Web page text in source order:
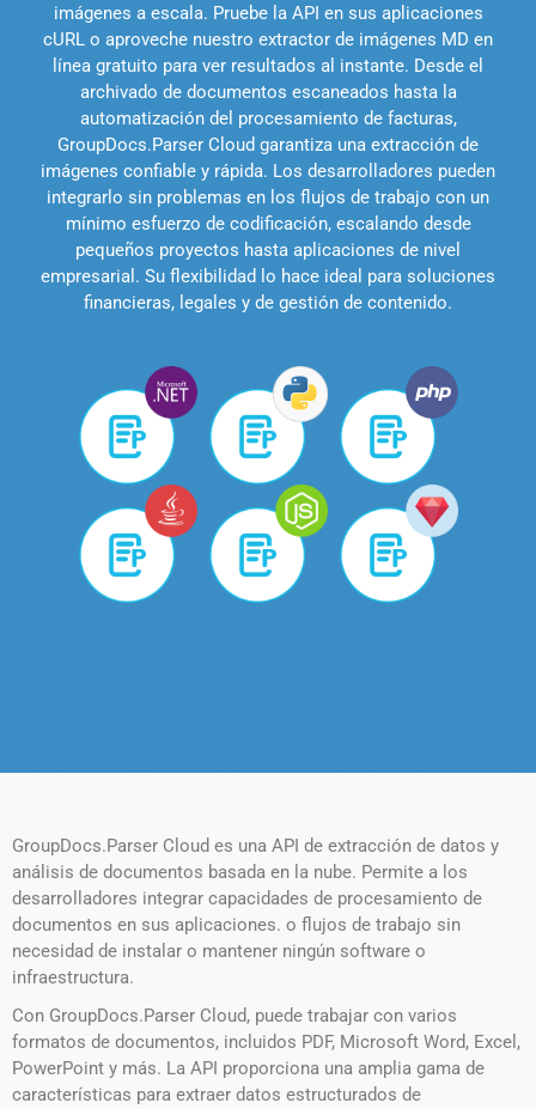
imágenes a escala. Pruebe la API en sus aplicaciones
cURL o aproveche nuestro extractor de imágenes MD en
línea gratuito para ver resultados al instante. Desde el
archivado de documentos escaneados hasta la
automatización del procesamiento de facturas,
GroupDocs.Parser Cloud garantiza una extracción de
imágenes confiable y rápida. Los desarrolladores pueden
integrarlo sin problemas en los flujos de trabajo con un
mínimo esfuerzo de codificación, escalando desde
pequeños proyectos hasta aplicaciones de nivel
empresarial. Su flexibilidad lo hace ideal para soluciones
financieras, legales y de gestión de contenido.
GroupDocs.Parser Cloud es una API de extracción de datos y
análisis de documentos basada en la nube. Permite a los
desarrolladores integrar capacidades de procesamiento de
documentos en sus aplicaciones. o flujos de trabajo sin
necesidad de instalar o mantener ningún software o
infraestructura.
Con GroupDocs.Parser Cloud, puede trabajar con varios
formatos de documentos, incluidos PDF, Microsoft Word, Excel,
PowerPoint y más. La API proporciona una amplia gama de
características para extraer datos estructurados de